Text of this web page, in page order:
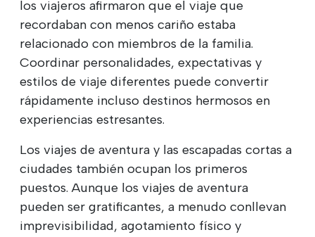
los viajeros afirmaron que el viaje que
recordaban con menos cariño estaba
relacionado con miembros de la familia.
Coordinar personalidades, expectativas y
estilos de viaje diferentes puede convertir
rápidamente incluso destinos hermosos en
experiencias estresantes.
Los viajes de aventura y las escapadas cortas a
ciudades también ocupan los primeros
puestos. Aunque los viajes de aventura
pueden ser gratificantes, a menudo conllevan
imprevisibilidad, agotamiento físico y